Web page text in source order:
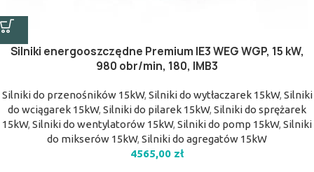
Silniki energooszczędne Premium IE3 WEG WGP, 15 kW,
980 obr/min, 180, IMB3
Silniki do przenośników 15kW, Silniki do wytłaczarek 15kW, Silniki
do wciągarek 15kW, Silniki do pilarek 15kW, Silniki do sprężarek
15kW, Silniki do wentylatorów 15kW, Silniki do pomp 15kW, Silniki
do mikserów 15kW, Silniki do agregatów 15kW
4565,00 zł